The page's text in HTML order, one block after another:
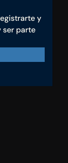
y
ser parte